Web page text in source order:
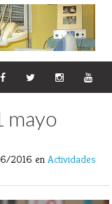
mayo
2016 en Actividades